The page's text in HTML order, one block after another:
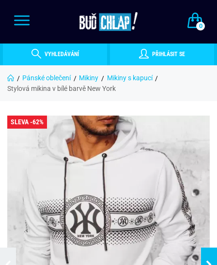
0
VYHLEDÁVÁNÍ PŘIHLÁSIT SE
Pánské oblečení Mikiny
Mikiny s kapucí
Stylová mikina v bílé barvě New York
SLEVA -62%